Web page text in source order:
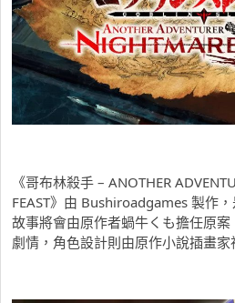
《哥布林殺手 – ANOTHER
FEAST》由 Bushiroadgames 製作
故事將會由原作者蝸牛くも擔任原
劇情，角色設計則由原作小說插畫家